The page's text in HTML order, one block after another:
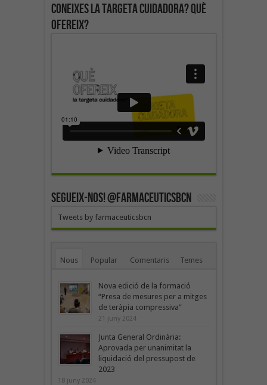
Coneixes la targeta cuidadora? Què
ofereix?
SEGUEIX-NOS! @farmaceuticsbcn
Tweets by farmaceuticsbcn
Nous Popular Comentaris Temes
Nova edició de la formació
“Presa de mesures per a mitges
de teràpia compressiva”
21 juny 2024
Junta General Ordinària:
Aprovada per unanimitat la
liquidació del pressupost de
2023
18 juny 2024